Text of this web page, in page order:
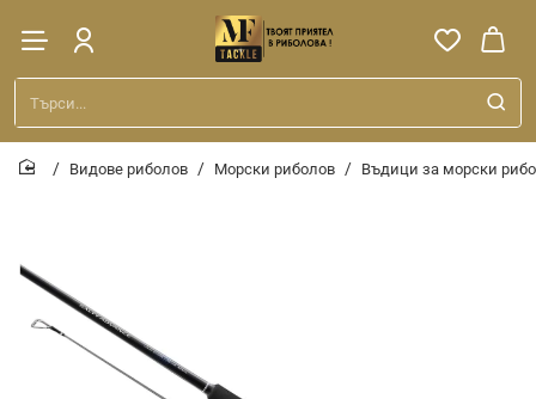
Търси...
Видове риболов Морски риболов Въдици за морски